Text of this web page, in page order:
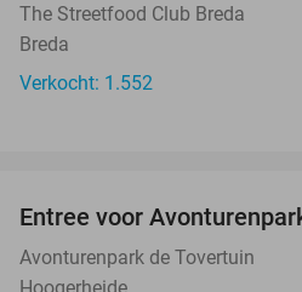
The Streetfood Club Breda
Breda
Verkocht: 1.552
Entree voor
Avonturenpark de Tovertuin